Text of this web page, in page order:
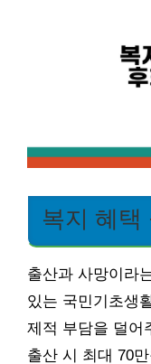
복지 혜택
출산과 사망이라
있는 국민기초생
제적 부담을 덜어
출산 시 최대 70